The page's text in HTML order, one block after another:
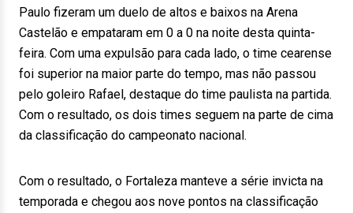
Paulo fizeram um duelo de altos e baixos na Arena
Castelão e empataram em 0 a 0 na noite desta quinta-
feira. Com uma expulsão para cada lado, o time cearense
foi superior na maior parte do tempo, mas não passou
pelo goleiro Rafael, destaque do time paulista na partida.
Com o resultado, os dois times seguem na parte de cima
da classificação do campeonato nacional.
Com o resultado, o Fortaleza manteve a série invicta na
temporada e chegou aos nove pontos na classificação